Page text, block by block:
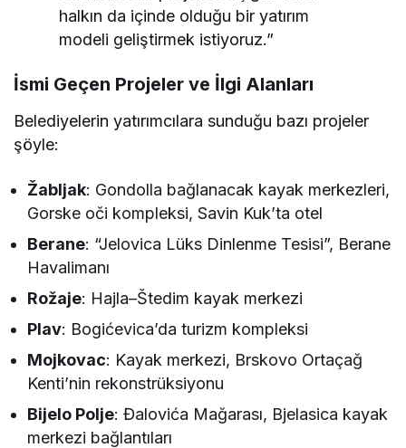
halkın da içinde olduğu bir yatırım
modeli geliştirmek istiyoruz.”
İsmi Geçen Projeler ve İlgi Alanları
Belediyelerin yatırımcılara sunduğu bazı projeler
şöyle:
Žabljak: Gondolla bağlanacak kayak merkezleri,
Gorske oči kompleksi, Savin Kuk’ta otel
Berane: “Jelovica Lüks Dinlenme Tesisi”, Berane
Havalimanı
Rožaje: Hajla–Štedim kayak merkezi
Plav: Bogićevica’da turizm kompleksi
Mojkovac: Kayak merkezi, Brskovo Ortaçağ
Kenti’nin rekonstrüksiyonu
Bijelo Polje: Đalovića Mağarası, Bjelasica kayak
merkezi bağlantıları